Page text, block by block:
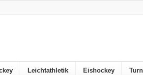
Leichtathletik Eishockey